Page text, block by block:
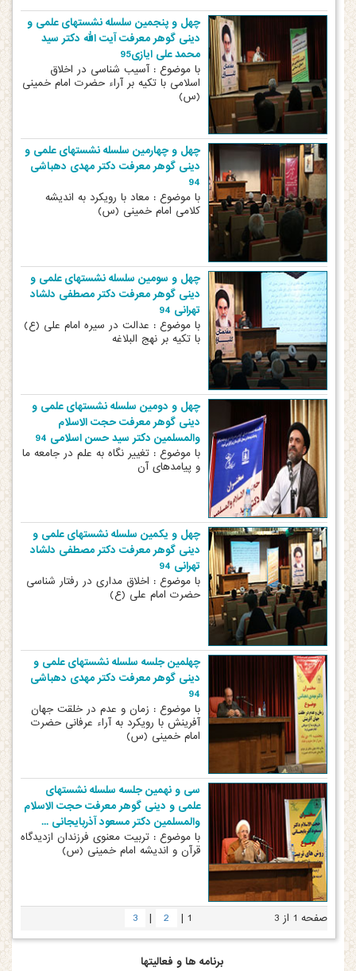
چهل و پنجمین سلسله نشستهای علمی و
دینی گوهر معرفت آیت الله دکتر سید
محمد علی ایازی95
با موضوع : آسیب شناسی در اخلاق
اسلامی با تکیه بر آراء حضرت امام خمینی
(س)
چهل و چهارمین سلسله نشستهای علمی و
دینی گوهر معرفت دکتر مهدی دهباشی
94
با موضوع : معاد با رویکرد به اندیشه
کلامی امام خمینی (س)
چهل و سومین سلسله نشستهای علمی و
دینی گوهر معرفت دکتر مصطفی دلشاد
تهرانی 94
با موضوع : عدالت در سیره امام علی (ع)
با تکیه بر نهج البلاغه
چهل و دومین سلسله نشستهای علمی و
دینی گوهر معرفت حجت الاسلام
والمسلمین دکتر سید حسن اسلامی 94
با موضوع : تغییر نگاه به علم در جامعه ما
و پیامدهای آن
چهل و یکمین سلسله نشستهای علمی و
دینی گوهر معرفت دکتر مصطفی دلشاد
تهرانی 94
با موضوع : اخلاق مداری در رفتار شناسی
حضرت امام علی (ع)
چهلمین جلسه سلسله نشستهای علمی و
دینی گوهر معرفت دکتر مهدی دهباشی
94
با موضوع : زمان و عدم در خلقت جهان
آفرینش با رویکرد به آراء عرفانی حضرت
امام خمینی (س)
سی و نهمین جلسه سلسله نشستهای
علمی و دینی گوهر معرفت حجت الاسلام
والمسلمین دکتر مسعود آذربایجانی ...
با موضوع : تربیت معنوی فرزندان ازدیدگاه
قرآن و اندیشه امام خمینی (س)
صفحه 1 از 3 1
|
2
|
3
برنامه ها و فعالیتها